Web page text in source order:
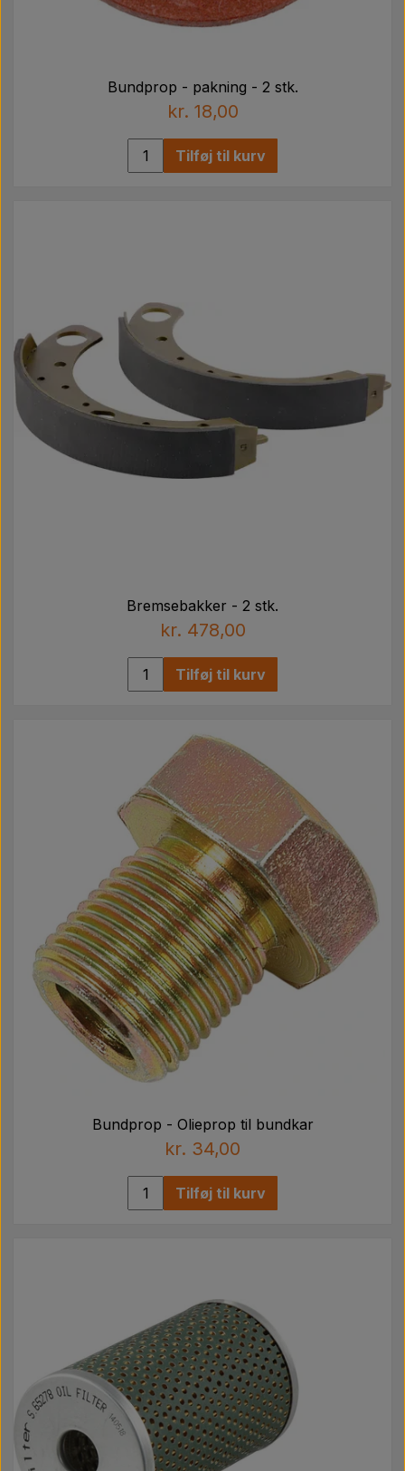
Bundprop - pakning - 2 stk.
kr. 18,00
Tilføj til kurv
Bremsebakker - 2 stk.
kr. 478,00
Tilføj til kurv
Bundprop - Olieprop til bundkar
kr. 34,00
Tilføj til kurv